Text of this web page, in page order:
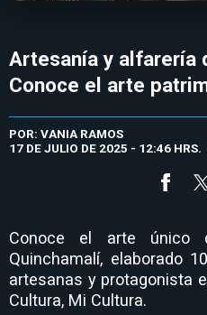
Artesanía y alfarería
Conoce el arte
POR: VANIA RAMOS
17 DE JULIO DE 2025 - 12:46 HRS.
Conoce el arte único
Quinchamalí, elaborado
artesanas y protagonista
Cultura, Mi Cultura.